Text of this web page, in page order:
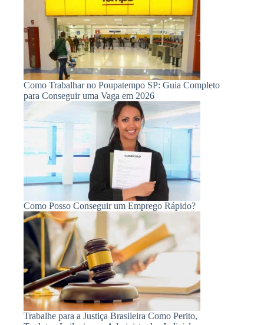
Como Trabalhar no Poupatempo SP: Guia Completo
para Conseguir uma Vaga em 2026
Como Posso Conseguir um Emprego Rápido?
Trabalhe para a Justiça Brasileira Como Perito,